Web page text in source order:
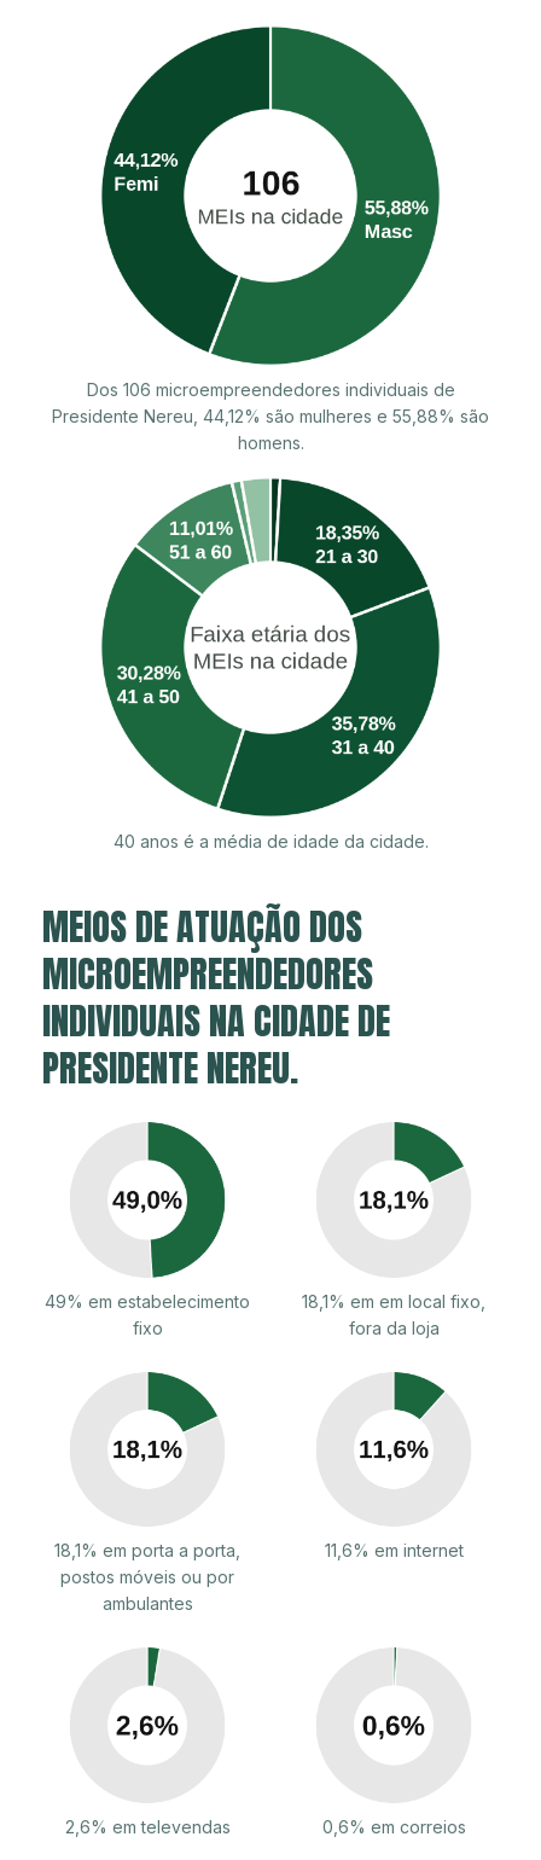
Dos 106 microempreendedores individuais de
Presidente Nereu, 44,12% são mulheres e 55,88% são
homens.
40 anos é a média de idade da cidade.
MEIOS DE ATUAÇÃO DOS
MICROEMPREENDEDORES
INDIVIDUAIS NA CIDADE DE
PRESIDENTE NEREU.
49% em estabelecimento
fixo
18,1% em em local fixo,
fora da loja
18,1% em porta a porta,
postos móveis ou por
ambulantes
11,6% em internet
2,6% em televendas 0,6% em correios